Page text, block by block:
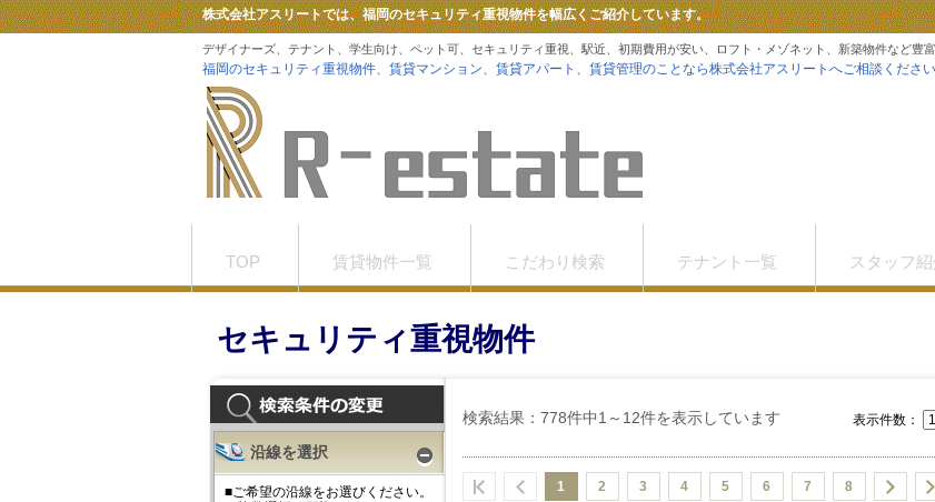
沿線を選択
■ご希望の沿線をお選びください。
株式会社アスリートでは、福岡のセキュリティ重視物件を幅広くご紹介しています。
デザイナーズ、テナント、学生向け、ペット可、セキュリティ重視、駅近、初期費用が安い、ロフト・メゾネット、新築物件など豊
福岡のセキュリティ重視物件、賃貸マンション、賃貸アパート、賃貸管理のことなら株式会社アスリートへご相談ください
TOP 賃貸物件一覧 こだわり検索 テナント一覧 スタッフ
お問合せ Tiktok
セキュリティ重視物件
検索結果：778件中1～12件を表示しています
1 2 3 4 5 6 7 8
表示件数：